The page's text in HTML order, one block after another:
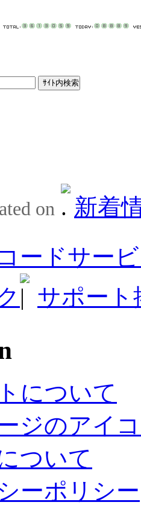
on
新着
ードサー
サポート
について
ジのアイ
ついて
ーポリシー